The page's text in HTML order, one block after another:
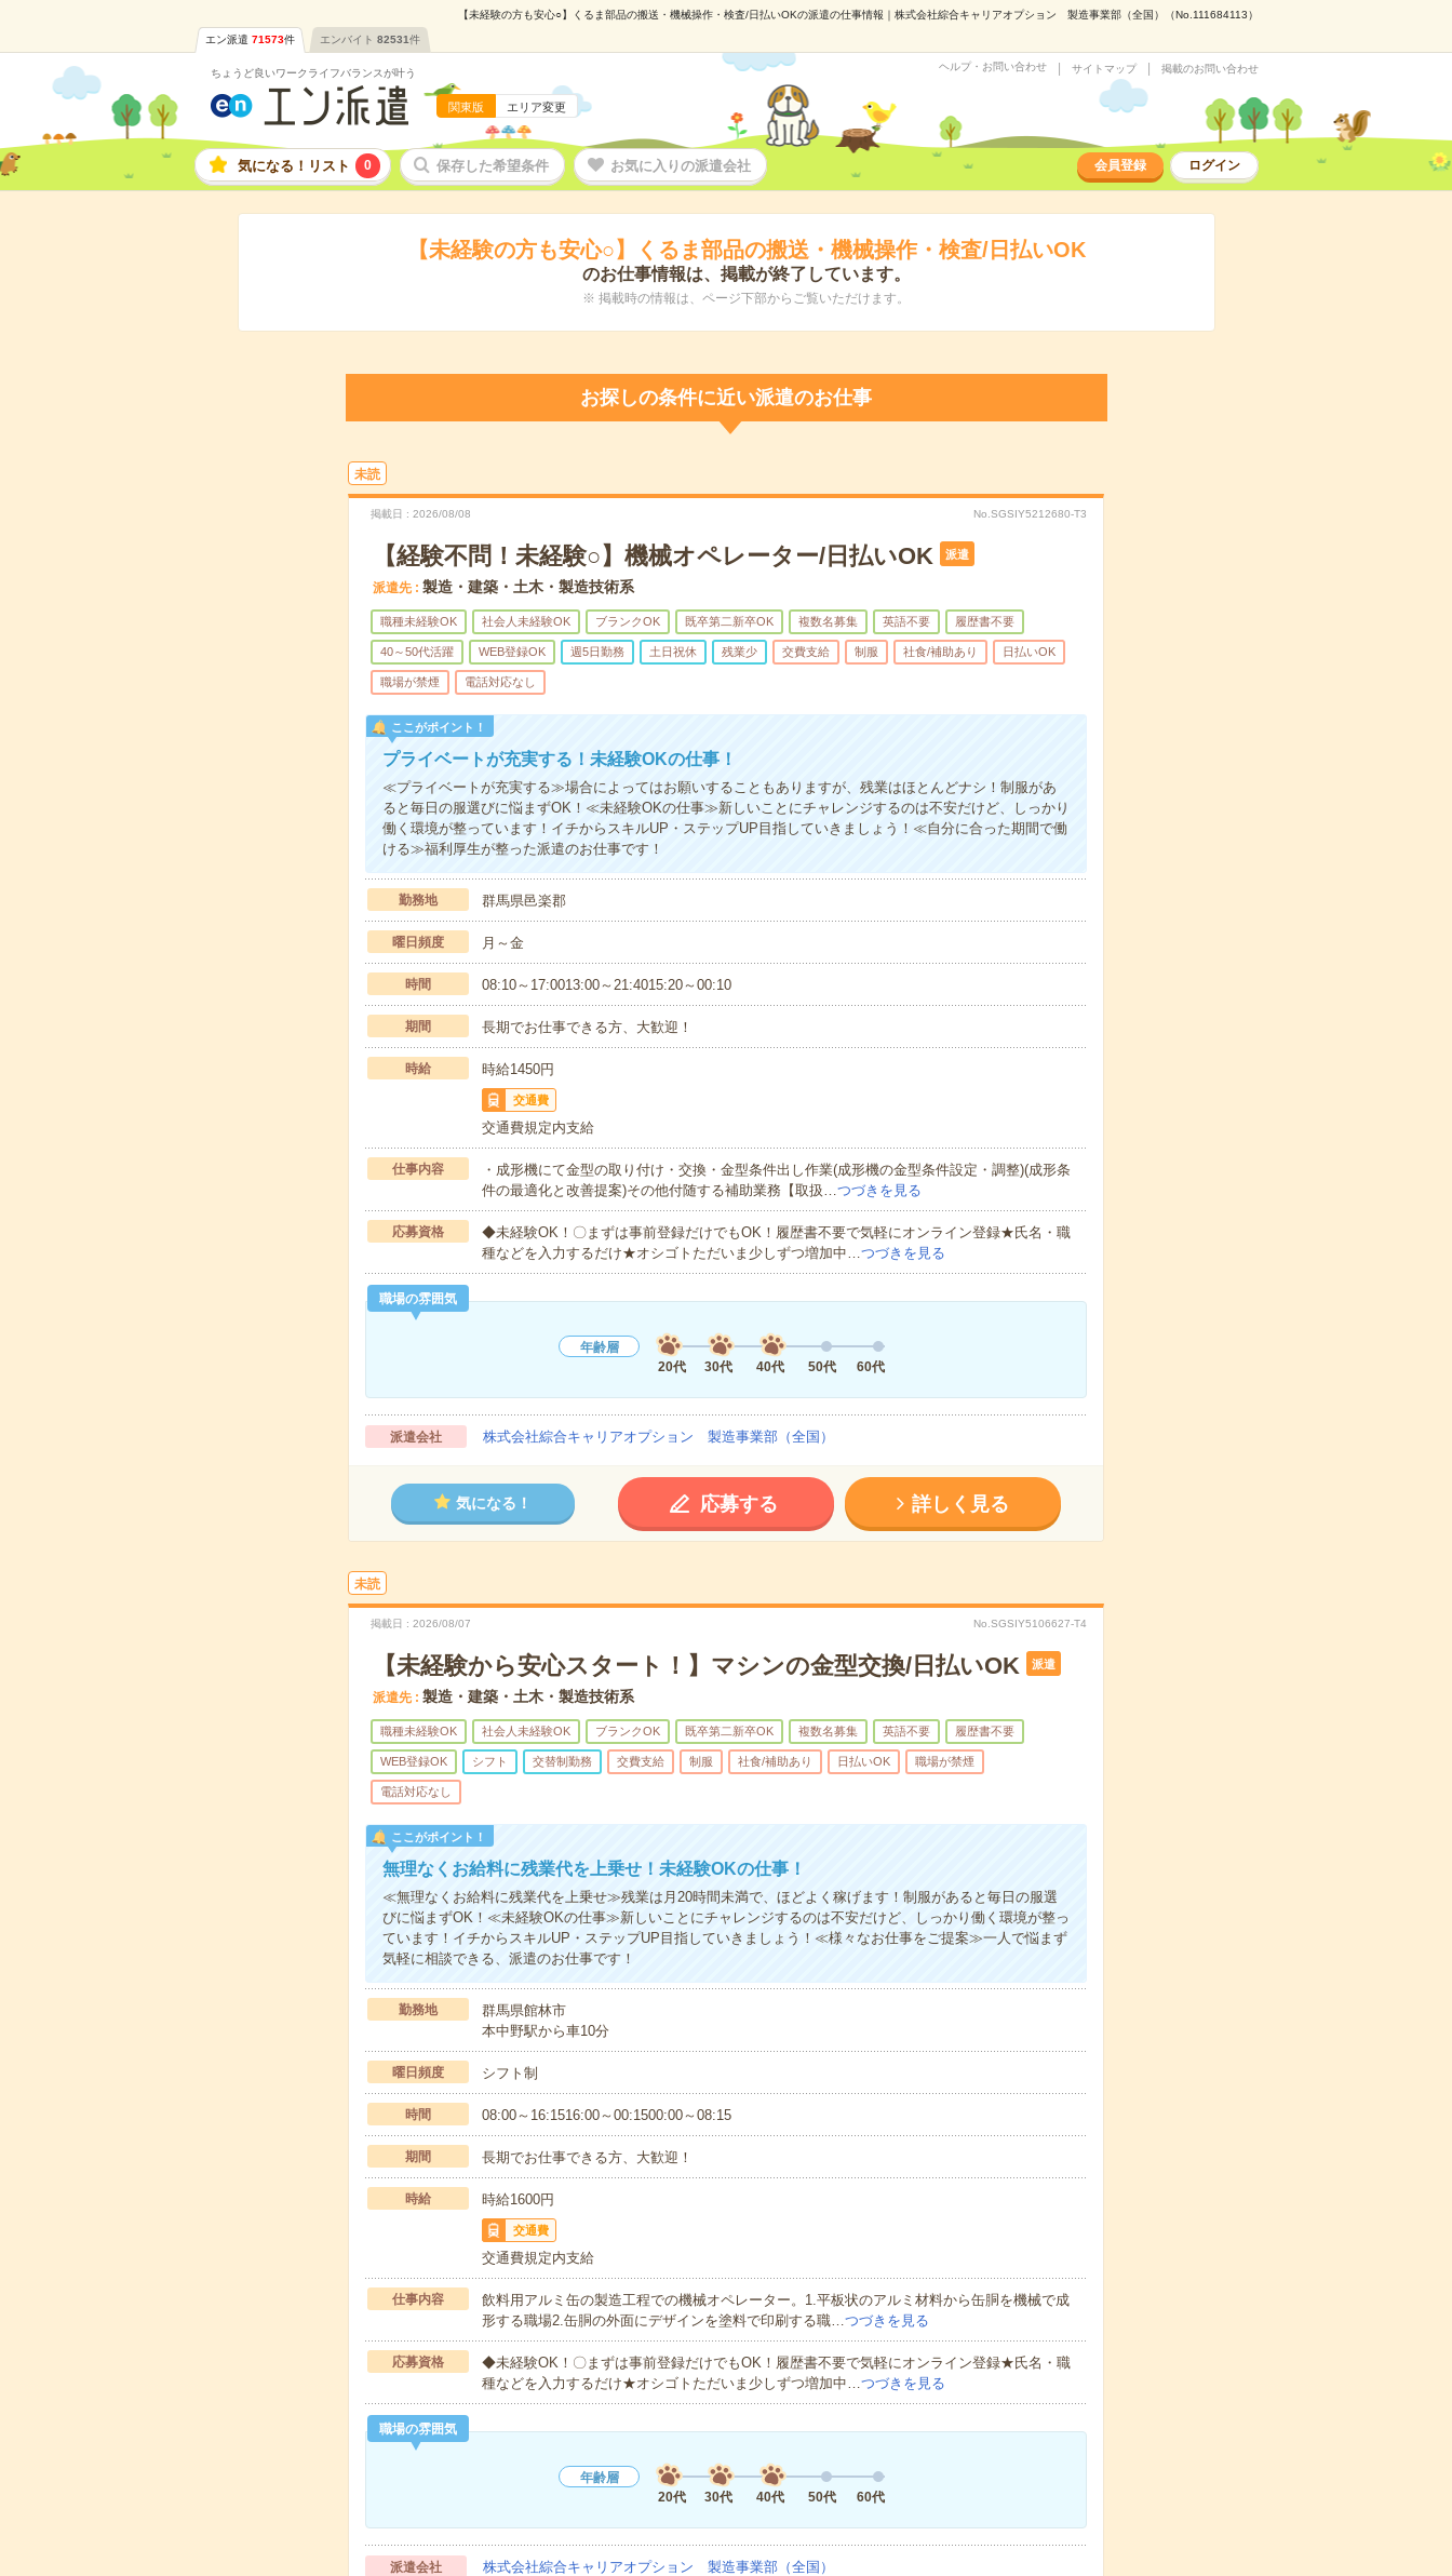
【未経験の方も安心○】くるま部品の搬送・機械操作・検査/日払いOKの派遣の仕事情報｜株式会社綜合キャリアオプション 製造事業部（全国）（No.111684113）
エン派遣 71573件 エンバイト 82531件
ちょうど良いワークライフバランスが叶う
関東版 エリア変更
ヘルプ・お問い合わせ サイトマップ 掲載のお問い合わせ
気になる！リスト 0 保存した希望条件 お気に入りの派遣会社 会員登録 ログイン
【未経験の方も安心○】くるま部品の搬送・機械操作・検査/日払いOK
のお仕事情報は、掲載が終了しています。
※ 掲載時の情報は、ページ下部からご覧いただけます。
お探しの条件に近い派遣のお仕事
未読
掲載日 2026/08/08 No.SGSIY5212680-T3
【経験不問！未経験○】機械オペレーター/日払いOK 派遣
派遣先 製造・建築・土木・製造技術系
職種未経験OK 社会人未経験OK ブランクOK 既卒第二新卒OK 複数名募集 英語不要 履歴書不要
40～50代活躍 WEB登録OK 週5日勤務 土日祝休 残業少 交費支給 制服 社食/補助あり 日払いOK
職場が禁煙 電話対応なし
ここがポイント！
プライベートが充実する！未経験OKの仕事！
≪プライベートが充実する≫場合によってはお願いすることもありますが、残業はほとんどナシ！制服があ
ると毎日の服選びに悩まずOK！≪未経験OKの仕事≫新しいことにチャレンジするのは不安だけど、しっかり
働く環境が整っています！イチからスキルUP・ステップUP目指していきましょう！≪自分に合った期間で働
ける≫福利厚生が整った派遣のお仕事です！
勤務地 群馬県邑楽郡
曜日頻度 月～金
時間 08:10～17:0013:00～21:4015:20～00:10
期間 長期でお仕事できる方、大歓迎！
時給 時給1450円
交通費
交通費規定内支給
仕事内容
・成形機にて金型の取り付け・交換・金型条件出し作業(成形機の金型条件設定・調整)(成形条
件の最適化と改善提案)その他付随する補助業務【取扱…つづきを見る
応募資格
◆未経験OK！〇まずは事前登録だけでもOK！履歴書不要で気軽にオンライン登録★氏名・職
種などを入力するだけ★オシゴトただいま少しずつ増加中…つづきを見る
職場の雰囲気
年齢層
20代
30代 40代 50代 60代
派遣会社 株式会社綜合キャリアオプション 製造事業部（全国）
気になる！ 応募する 詳しく見る
未読
掲載日 2026/08/07 No.SGSIY5106627-T4
【未経験から安心スタート！】マシンの金型交換/日払いOK 派遣
派遣先 製造・建築・土木・製造技術系
職種未経験OK 社会人未経験OK ブランクOK 既卒第二新卒OK 複数名募集 英語不要 履歴書不要
WEB登録OK シフト 交替制勤務 交費支給 制服 社食/補助あり 日払いOK 職場が禁煙
電話対応なし
ここがポイント！
無理なくお給料に残業代を上乗せ！未経験OKの仕事！
≪無理なくお給料に残業代を上乗せ≫残業は月20時間未満で、ほどよく稼げます！制服があると毎日の服選
びに悩まずOK！≪未経験OKの仕事≫新しいことにチャレンジするのは不安だけど、しっかり働く環境が整っ
ています！イチからスキルUP・ステップUP目指していきましょう！≪様々なお仕事をご提案≫一人で悩まず
気軽に相談できる、派遣のお仕事です！
勤務地
群馬県館林市
本中野駅から車10分
曜日頻度 シフト制
時間 08:00～16:1516:00～00:1500:00～08:15
期間 長期でお仕事できる方、大歓迎！
時給 時給1600円
交通費
交通費規定内支給
仕事内容
飲料用アルミ缶の製造工程での機械オペレーター。1.平板状のアルミ材料から缶胴を機械で成
形する職場2.缶胴の外面にデザインを塗料で印刷する職…つづきを見る
応募資格
◆未経験OK！〇まずは事前登録だけでもOK！履歴書不要で気軽にオンライン登録★氏名・職
種などを入力するだけ★オシゴトただいま少しずつ増加中…つづきを見る
職場の雰囲気
年齢層
20代
30代 40代 50代 60代
派遣会社 株式会社綜合キャリアオプション 製造事業部（全国）